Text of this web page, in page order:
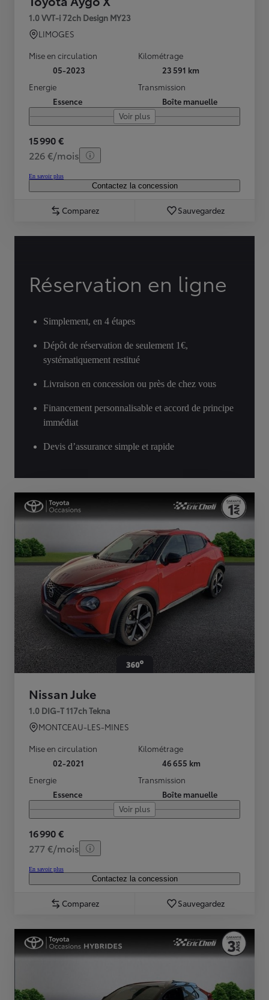
1.0 VVT-i 72ch Design MY23
LIMOGES
Mise en circulation
05-2023
Kilométrage
23 591 km
Energie
Essence
Transmission
Boîte manuelle
Voir plus
15 990 €
226 €/mois
En savoir plus
Contactez la concession
Comparez Sauvegardez
Réservation en ligne
Simplement, en 4 étapes
Dépôt de réservation de seulement 1€,
systématiquement restitué
Livraison en concession ou près de chez vous
Financement personnalisable et accord de principe
immédiat
Devis d’assurance simple et rapide
Nissan Juke
1.0 DIG-T 117ch Tekna
MONTCEAU-LES-MINES
Mise en circulation
02-2021
Kilométrage
46 655 km
Energie
Essence
Transmission
Boîte manuelle
Voir plus
16 990 €
277 €/mois
En savoir plus
Contactez la concession
Comparez Sauvegardez